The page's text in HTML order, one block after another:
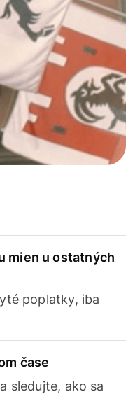
mien u ostatných
poplatky, iba
čase
sledujte, ako sa